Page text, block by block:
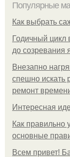
Популярные
Как выбрать
Годичный цикл
до созревания
Внезапно
спешно искать
ремонт
Интересная
Как правильно
основные
Всем привет!